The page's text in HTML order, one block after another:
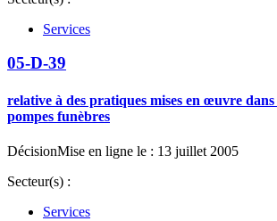
Services
05-D-39
relative à des pratiques mises en œuvre dans
pompes funèbres
DécisionMise en ligne le : 13 juillet 2005
Secteur(s) :
Services